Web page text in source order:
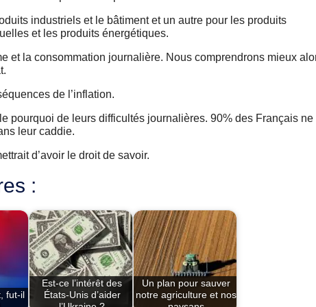
industriels et le bâtiment et un autre pour les produits
et les produits énergétiques.
et la consommation journalière. Nous comprendrons mieux
de l’inflation.
pourquoi de leurs difficultés journalières. 90% des Français ne
leur caddie.
d’avoir le droit de savoir.
:
fut-il
Est-ce l’intérêt des
États-Unis d’aider
Un plan pour sauver
notre agriculture et nos